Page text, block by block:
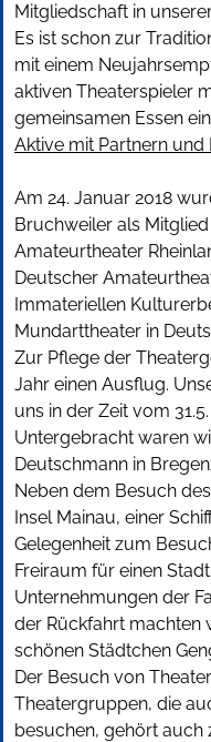
Mitgliedschaft in
Es ist schon zur
mit einem
aktiven Theaterspieler
gemeinsamen Essen
Aktive mit Partnern
Am 24. Januar 2018
Bruchweiler als
Amateurtheater
Deutscher
Immateriellen
Mundarttheater in
Zur Pflege der
Jahr einen Ausflug.
uns in der Zeit vom
Untergebracht waren
Deutschmann in
Neben dem Besuch
Insel Mainau, einer
Gelegenheit zum
Freiraum für einen
Unternehmungen der
der Rückfahrt machten
schönen Städtchen
Der Besuch von
Theatergruppen, die
besuchen, gehört auch